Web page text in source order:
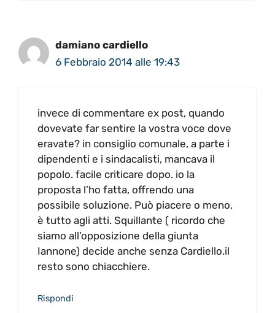
damiano cardiello
6 Febbraio 2014 alle 19:43
invece di commentare ex post, quando
dovevate far sentire la vostra voce dove
eravate? in consiglio comunale, a parte i
dipendenti e i sindacalisti, mancava il
popolo. facile criticare dopo. io la
proposta l’ho fatta, offrendo una
possibile soluzione. Può piacere o meno,
è tutto agli atti. Squillante ( ricordo che
siamo all’opposizione della giunta
Iannone) decide anche senza Cardiello.il
resto sono chiacchiere.
Rispondi